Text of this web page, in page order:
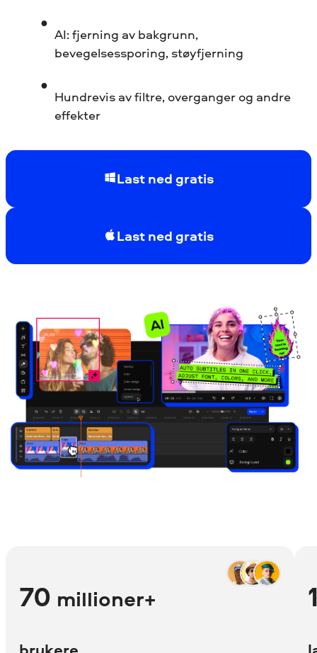
AI: fjerning av bakgrunn,
bevegelsessporing, støyfjerning
Hundrevis av filtre, overganger og andre
effekter
Last ned gratis
Last ned gratis
70 millioner+